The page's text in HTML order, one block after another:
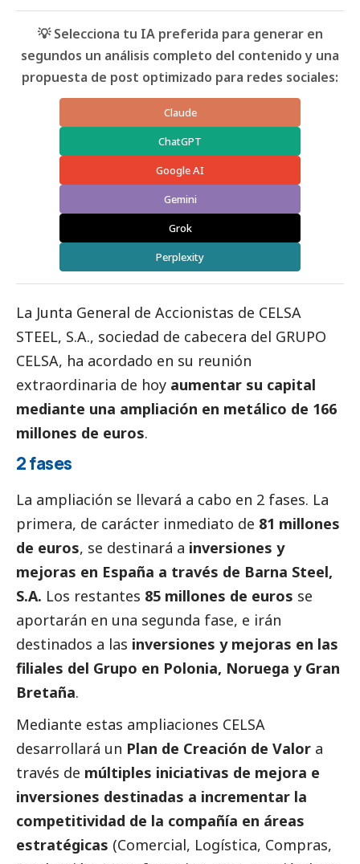
💡 Selecciona tu IA preferida para generar en
segundos un análisis completo del contenido y una
propuesta de post optimizado para redes sociales:
Claude
ChatGPT
Google AI
Gemini
Grok
Perplexity
La Junta General de Accionistas de CELSA
STEEL, S.A., sociedad de cabecera del GRUPO
CELSA, ha acordado en su reunión
extraordinaria de hoy aumentar su capital
mediante una ampliación en metálico de 166
millones de euros.
2 fases
La ampliación se llevará a cabo en 2 fases. La
primera, de carácter inmediato de 81 millones
de euros, se destinará a inversiones y
mejoras en España a través de Barna Steel,
S.A. Los restantes 85 millones de euros se
aportarán en una segunda fase, e irán
destinados a las inversiones y mejoras en las
filiales del Grupo en Polonia, Noruega y Gran
Bretaña.
Mediante estas ampliaciones CELSA
desarrollará un Plan de Creación de Valor a
través de múltiples iniciativas de mejora e
inversiones destinadas a incrementar la
competitividad de la compañía en áreas
estratégicas (Comercial, Logística, Compras,